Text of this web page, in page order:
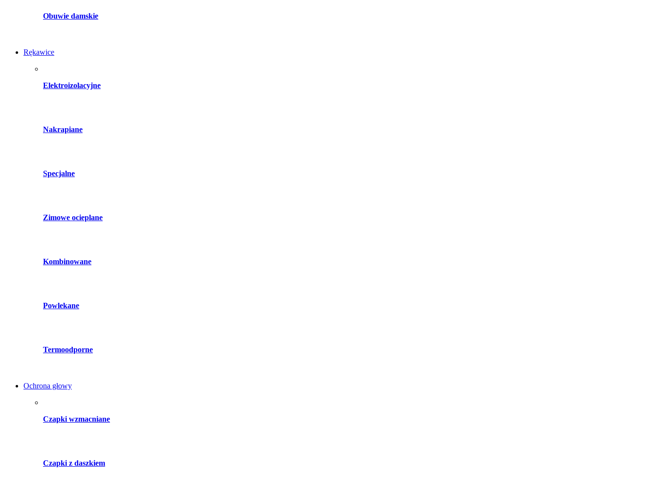
Obuwie damskie
Rękawice
Elektroizolacyjne
Nakrapiane
Specjalne
Zimowe ocieplane
Kombinowane
Powlekane
Termoodporne
Ochrona głowy
Czapki wzmacniane
Czapki z daszkiem